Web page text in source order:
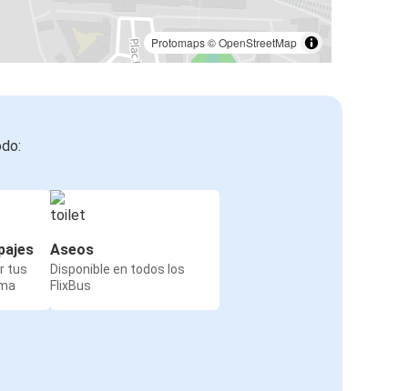
Protomaps©OpenStreetMap
tus
Aseos
Disponible en todos los
FlixBus